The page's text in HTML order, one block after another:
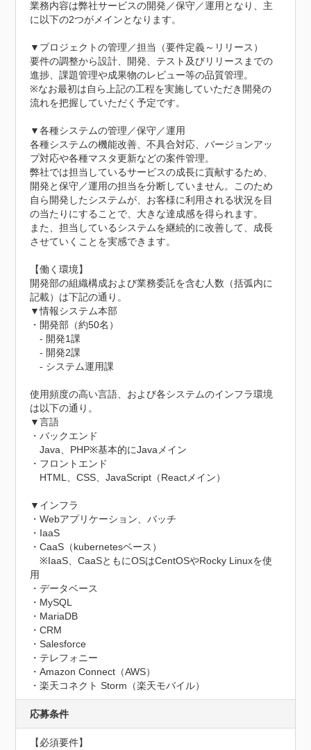
業務内容は弊社サービスの開発／保守／運用となり、主
に以下の2つがメインとなります。
▼プロジェクトの管理／担当（要件定義～リリース）
要件の調整から設計、開発、テスト及びリリースまでの
進捗、課題管理や成果物のレビュー等の品質管理。
※なお最初は自ら上記の工程を実施していただき開発の
流れを把握していただく予定です。
▼各種システムの管理／保守／運用
各種システムの機能改善、不具合対応、バージョンアッ
プ対応や各種マスタ更新などの案件管理。
弊社では担当しているサービスの成長に貢献するため、
開発と保守／運用の担当を分断していません。このため
自ら開発したシステムが、お客様に利用される状況を目
の当たりにすることで、大きな達成感を得られます。
また、担当しているシステムを継続的に改善して、成長
させていくことを実感できます。
【働く環境】
開発部の組織構成および業務委託を含む人数（括弧内に
記載）は下記の通り。
▼情報システム本部
・開発部（約50名）
- 開発1課
- 開発2課
- システム運用課
使用頻度の高い言語、および各システムのインフラ環境
は以下の通り。
▼言語
・バックエンド
Java、PHP※基本的にJavaメイン
・フロントエンド
HTML、CSS、JavaScript（Reactメイン）
▼インフラ
・Webアプリケーション、バッチ
・IaaS
・CaaS（kubernetesベース）
※IaaS、CaaSともにOSはCentOSやRocky Linuxを使
用
・データベース
・MySQL
・MariaDB
・CRM
・Salesforce
・テレフォニー
・Amazon Connect（AWS）
・楽天コネクト Storm（楽天モバイル）
応募条件
【必須要件】